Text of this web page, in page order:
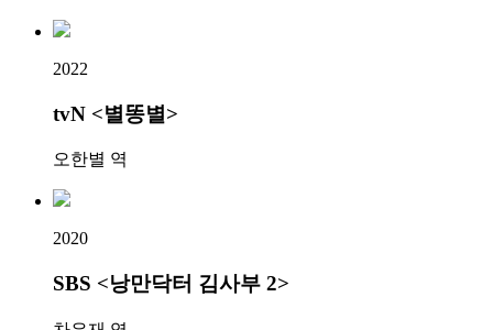
2022
tvN <별똥별>
오한별 역
2020
SBS <낭만닥터 김사부 2>